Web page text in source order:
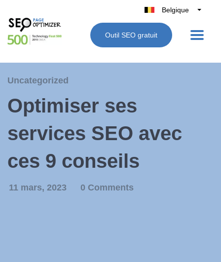
Belgique
België
Nederland
Outil SEO gratuit
Uncategorized
Optimiser ses
services SEO avec
ces 9 conseils
11 mars, 2023 0 Comments